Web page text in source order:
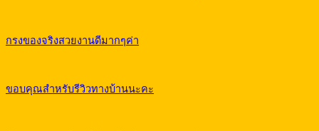
กรงของจริงสวยงานดีมากๆค่า
ขอบคุณสำหรับรีวิวทางบ้านนะคะ